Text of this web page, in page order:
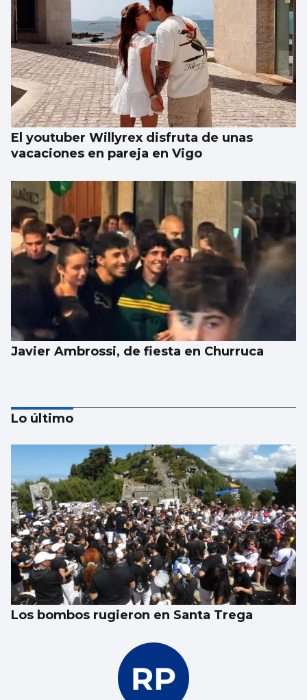
El youtuber Willyrex disfruta de unas
vacaciones en pareja en Vigo
Javier Ambrossi, de fiesta en Churruca
EPISODIOS VIGUESES
Cuidado si le invitan a hacer de extra en
una película en Vigo
Lo último
Los bombos rugieron en Santa Trega